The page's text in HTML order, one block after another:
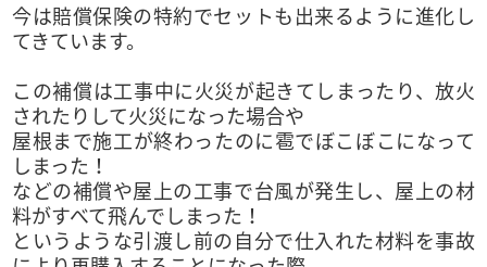
今は賠償保険の特約でセットも出来るように進化し
てきています。
この補償は工事中に火災が起きてしまったり、放火
されたりして火災になった場合や
屋根まで施工が終わったのに雹でぼこぼこになって
しまった！
などの補償や屋上の工事で台風が発生し、屋上の材
料がすべて飛んでしまった！
というような引渡し前の自分で仕入れた材料を事故